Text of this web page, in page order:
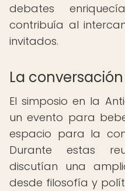
debates
contribuía al
invitados.
La
El simposio en la
un evento para
espacio para la
Durante estas
discutían una
desde filosofía y